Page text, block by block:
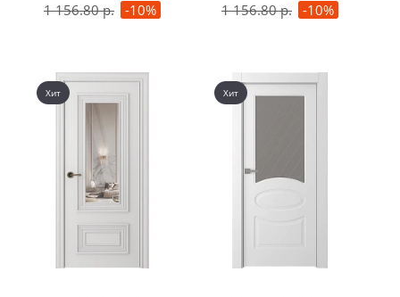
1 156.80 р. -10%
1 156.80 р. -10%
Хит Хит